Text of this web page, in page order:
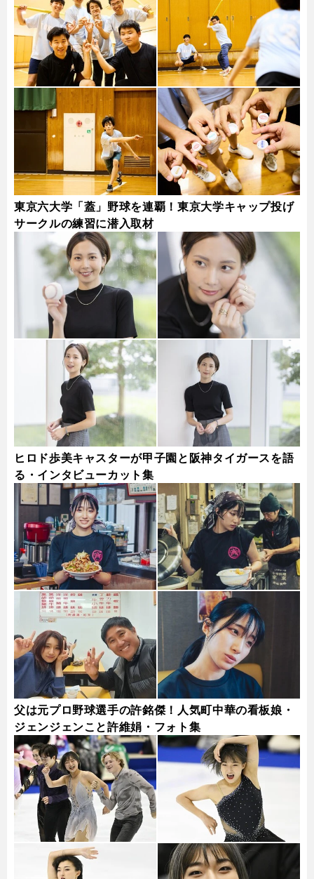
東京六大学「蓋」野球を連覇！東京大学キャップ投げ
サークルの練習に潜入取材
ヒロド歩美キャスターが甲子園と阪神タイガースを語
る・インタビューカット集
父は元プロ野球選手の許銘傑！人気町中華の看板娘・
ジェンジェンこと許維娟・フォト集